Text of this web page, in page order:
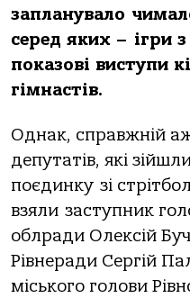
запланувало
серед яких – ігри
показові виступи
гімнастів.
Однак, справжній
депутатів, які
поєдинку зі
взяли заступник
облради Олексій
Рівнеради Сергій
міського голови